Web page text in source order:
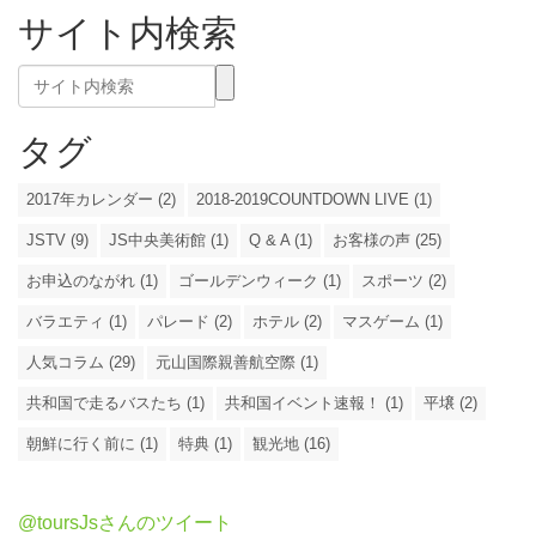
サイト内検索
タグ
2017年カレンダー (2) 2018-2019COUNTDOWN LIVE (1)
JSTV (9) JS中央美術館 (1) Q & A (1) お客様の声 (25)
お申込のながれ (1) ゴールデンウィーク (1) スポーツ (2)
バラエティ (1) パレード (2) ホテル (2) マスゲーム (1)
人気コラム (29) 元山国際親善航空際 (1)
共和国で走るバスたち (1) 共和国イベント速報！ (1) 平壌 (2)
朝鮮に行く前に (1) 特典 (1) 観光地 (16)
@toursJsさんのツイート